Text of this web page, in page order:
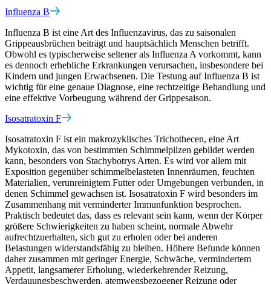
Influenza B
Influenza B ist eine Art des Influenzavirus, das zu saisonalen
Grippeausbrüchen beiträgt und hauptsächlich Menschen betrifft.
Obwohl es typischerweise seltener als Influenza A vorkommt, kann
es dennoch erhebliche Erkrankungen verursachen, insbesondere bei
Kindern und jungen Erwachsenen. Die Testung auf Influenza B ist
wichtig für eine genaue Diagnose, eine rechtzeitige Behandlung und
eine effektive Vorbeugung während der Grippesaison.
Isosatratoxin F
Isosatratoxin F ist ein makrozyklisches Trichothecen, eine Art
Mykotoxin, das von bestimmten Schimmelpilzen gebildet werden
kann, besonders von Stachybotrys Arten. Es wird vor allem mit
Exposition gegenüber schimmelbelasteten Innenräumen, feuchten
Materialien, verunreinigtem Futter oder Umgebungen verbunden, in
denen Schimmel gewachsen ist. Isosatratoxin F wird besonders im
Zusammenhang mit verminderter Immunfunktion besprochen.
Praktisch bedeutet das, dass es relevant sein kann, wenn der Körper
größere Schwierigkeiten zu haben scheint, normale Abwehr
aufrechtzuerhalten, sich gut zu erholen oder bei anderen
Belastungen widerstandsfähig zu bleiben. Höhere Befunde können
daher zusammen mit geringer Energie, Schwäche, vermindertem
Appetit, langsamerer Erholung, wiederkehrender Reizung,
Verdauungsbeschwerden, atemwegsbezogener Reizung oder